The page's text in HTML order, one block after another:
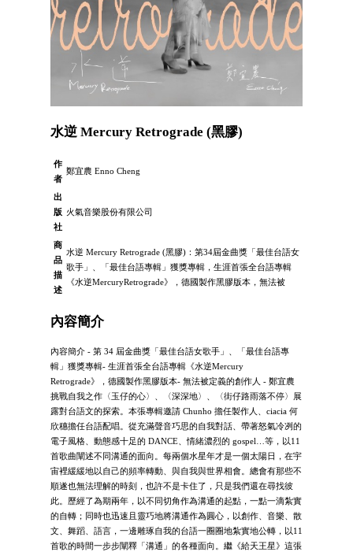
水逆 Mercury Retrograde (黑膠)
作
者
鄭宜農 Enno Cheng
出
版
社
火氣音樂股份有限公司
商
品
描
述
水逆 Mercury Retrograde (黑膠)：第34屆⾦曲獎「最佳台語女
歌⼿」、「最佳台語專輯」獲獎專輯，⽣涯⾸張全台語專輯
《⽔逆MercuryRetrograde》，德國製作⿊膠版本，無法被
內容簡介
內容簡介 - 第 34 屆⾦曲獎「最佳台語女歌⼿」、「最佳台語專
輯」獲獎專輯- ⽣涯⾸張全台語專輯《⽔逆Mercury
Retrograde》，德國製作⿊膠版本- 無法被定義的創作⼈ - 鄭宜農
挑戰⾃我之作〈⽟仔的⼼〉、〈深深地〉、〈街仔路雨落不停〉展
露對台語⽂的探索。本張專輯邀請 Chunho 擔任製作⼈、ciacia 何
欣穗擔任台語配唱。從充滿聲⾳巧思的⾃我對話、帶著怒氣冷冽的
電⼦風格、動態感⼗⾜的 DANCE、情緒濃烈的 gospel…等，以11
⾸歌曲闡述不同溝通的⾯向。每兩個⽔星年才是⼀個太陽⽇，在宇
宙裡緩緩地以⾃⼰的頻率轉動、與⾃我與世界相會。總會有那些不
順遂也無法理解的時刻，也許不是卡住了，只是我們還在尋找彼
此。歷經了為期兩年，以不同切⾓作為溝通的起點，⼀點⼀滴紮實
的⾃轉；同時也迅速且靈巧地將溝通作為圓⼼，以創作、⾳樂、散
⽂、舞蹈、語⾔，⼀邊雕琢⾃我的台語⼀圈圈地紮實地公轉，以11
⾸歌的時間⼀步步闡釋「溝通」的各種⾯向。繼《給天王星》這張